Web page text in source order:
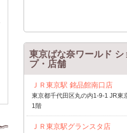
東京ばな奈ワールド シ
プ・店舗
ＪＲ東京駅 銘品館南口店
東京都千代田区丸の内1-9-1 JR東
1階
ＪＲ東京駅グランスタ店